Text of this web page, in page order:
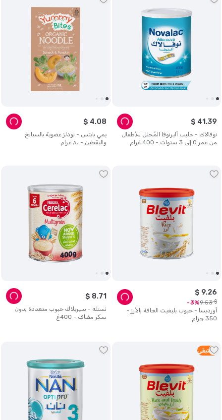
نوفالاك - حليب أليرنوفا المُحلل للأطفال
من عمر 0 ​​إلى 3 سنوات - 400 غرام
$ 41 .39
يمي بايتس - نودلز عضوية بالسبانخ
واليقطين - ٨٠ غرام
$ 4.08
أورديسا - حبوب بليفيت الجافة بالأرز -
350 جرام
$ 9.26
$
9.53
3
نستله - سيريلاك حبوب متعددة بدون
سكر مضاف - 400غ
$ 8.71
3 متبقي